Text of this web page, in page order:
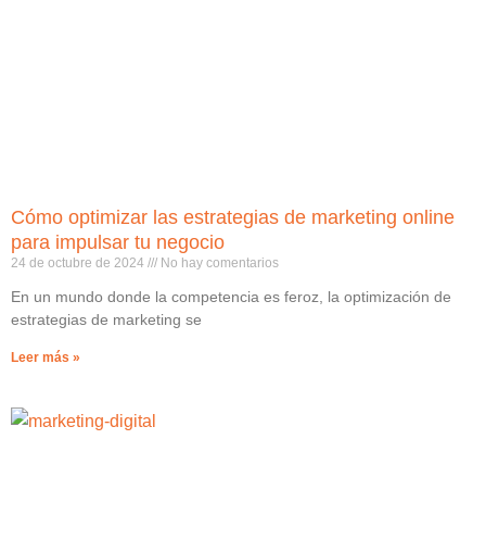
Cómo optimizar las estrategias de marketing online
para impulsar tu negocio
24 de octubre de 2024 No hay comentarios
En un mundo donde la competencia es feroz, la optimización de
estrategias de marketing se
Leer más »